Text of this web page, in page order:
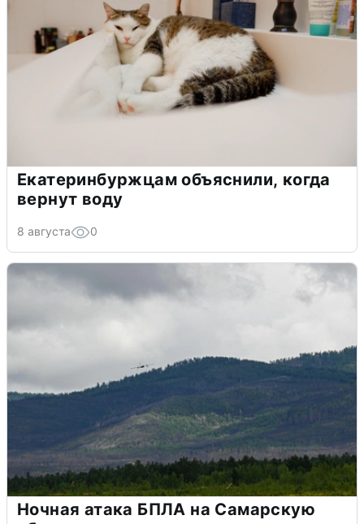
Екатеринбуржцам объяснили, когда
вернут воду
8 августа 0
Ночная атака БПЛА на Самарскую